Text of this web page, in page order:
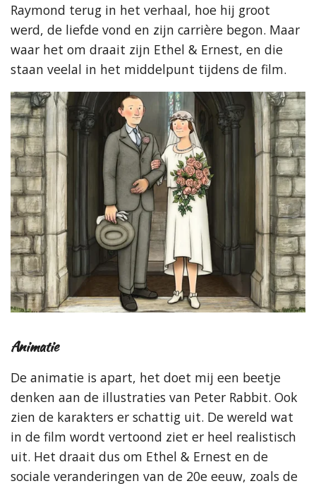
Raymond terug in het verhaal, hoe hij groot
werd, de liefde vond en zijn carrière begon. Maar
waar het om draait zijn Ethel & Ernest, en die
staan veelal in het middelpunt tijdens de film.
Animatie
De animatie is apart, het doet mij een beetje
denken aan de illustraties van Peter Rabbit. Ook
zien de karakters er schattig uit. De wereld wat
in de film wordt vertoond ziet er heel realistisch
uit. Het draait dus om Ethel & Ernest en de
sociale veranderingen van de 20e eeuw, zoals de